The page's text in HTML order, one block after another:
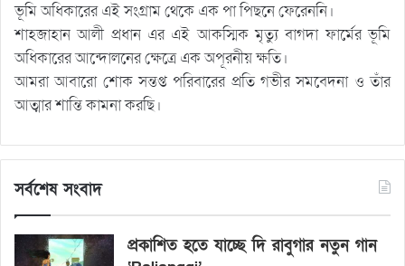
ভূমি অধিকারের এই সংগ্রাম থেকে এক পা পিছনে ফেরেননি।
শাহজাহান আলী প্রধান এর এই আকস্মিক মৃত্যু বাগদা ফার্মের ভূমি
অধিকারের আন্দোলনের ক্ষেত্রে এক অপূরনীয় ক্ষতি।
আমরা আবারো শোক সন্তপ্ত পরিবারের প্রতি গভীর সমবেদনা ও তাঁর
আত্মার শান্তি কামনা করছি।
সর্বশেষ সংবাদ
প্রকাশিত হতে যাচ্ছে দি রাবুগার নতুন গান